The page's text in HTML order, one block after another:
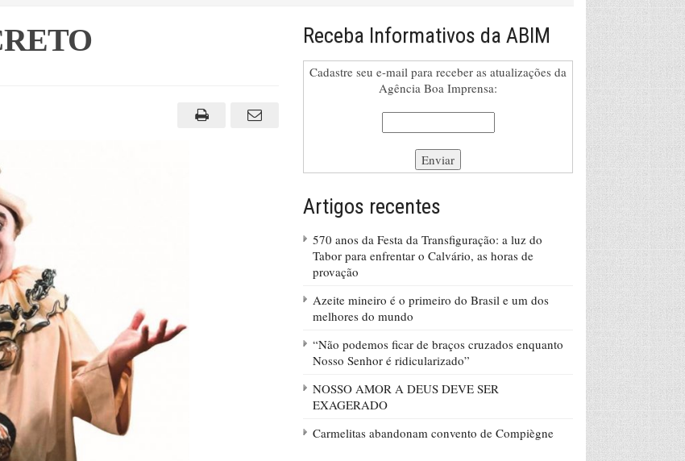
Receba Informativos da ABIM
Cadastre seu e-mail para receber as atualizações da
Agência Boa Imprensa:
Artigos recentes
570 anos da Festa da Transfiguração: a luz do
Tabor para enfrentar o Calvário, as horas de
provação
Azeite mineiro é o primeiro do Brasil e um dos
melhores do mundo
“Não podemos ficar de braços cruzados enquanto
Nosso Senhor é ridicularizado”
NOSSO AMOR A DEUS DEVE SER
EXAGERADO
Carmelitas abandonam convento de Compiègne